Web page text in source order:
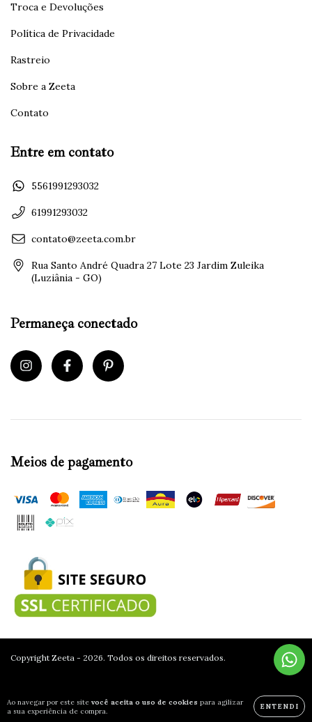
Ao navegar por este site você aceita o uso de cookies para agilizar
a sua experiência de compra.
ENTENDI
Troca e Devoluções
Política de Privacidade
Rastreio
Sobre a Zeeta
Contato
Entre em contato
5561991293032
61991293032
contato@zeeta.com.br
Rua Santo André Quadra 27 Lote 23 Jardim Zuleika
(Luziânia - GO)
Permaneça conectado
Meios de pagamento
Copyright Zeeta - 2026. Todos os direitos reservados.